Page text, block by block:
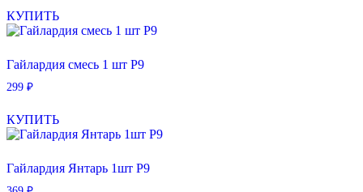
КУПИТЬ
Гайлардия смесь 1 шт Р9
299 ₽
КУПИТЬ
Гайлардия Янтарь 1шт Р9